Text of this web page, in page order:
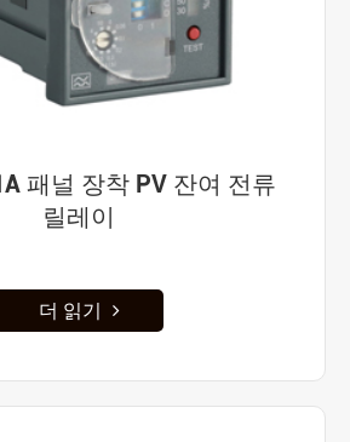
패널 장착 PV 잔여 전류
릴레이
더 읽기